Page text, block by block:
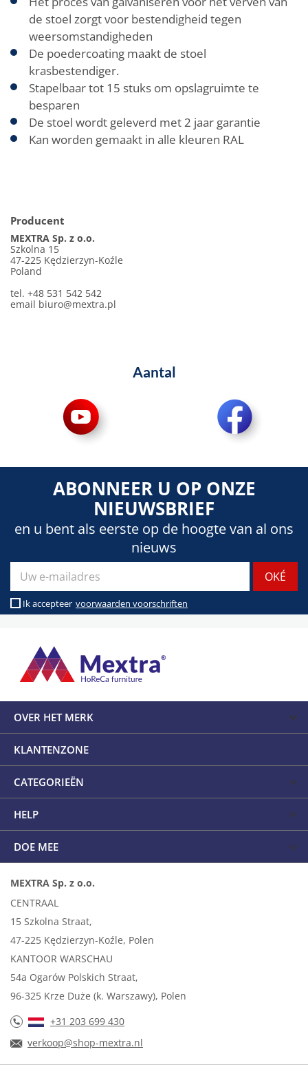
de stoel zorgt voor bestendigheid tegen
weersomstandigheden
De poedercoating maakt de stoel
krasbestendiger.
Stapelbaar tot 15 stuks om opslagruimte te
besparen
De stoel wordt geleverd met 2 jaar garantie
Kan worden gemaakt in alle kleuren RAL
Producent
MEXTRA Sp. z o.o.
Szkolna 15
47-225 Kędzierzyn-Koźle
Poland
tel. +48 531 542 542
email biuro@mextra.pl
Aantal
ABONNEER U OP ONZE
NIEUWSBRIEF
en u bent als eerste op de hoogte van al ons
nieuws
Ik accepteer voorwaarden voorschriften
OVER HET MERK
KLANTENZONE
CATEGORIEËN
HELP
DOE MEE
MEXTRA Sp. z o.o.
CENTRAAL
15 Szkolna Straat,
47-225 Kędzierzyn-Koźle, Polen
KANTOOR WARSCHAU
54a Ogarów Polskich Straat,
96-325 Krze Duże (k. Warszawy), Polen
+31 203 699 430
verkoop@shop-mextra.nl